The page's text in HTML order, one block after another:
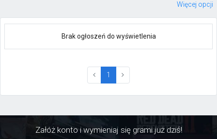
Więcej opcji
Brak ogłoszeń do wyświetlenia
1 (current)
Załóż konto i wymieniaj się grami już dziś!